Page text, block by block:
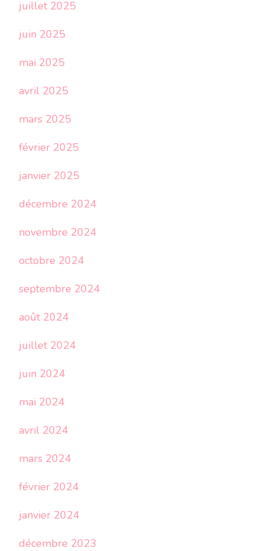
juillet 2025
juin 2025
mai 2025
avril 2025
mars 2025
février 2025
janvier 2025
décembre 2024
novembre 2024
octobre 2024
septembre 2024
août 2024
juillet 2024
juin 2024
mai 2024
avril 2024
mars 2024
février 2024
janvier 2024
décembre 2023